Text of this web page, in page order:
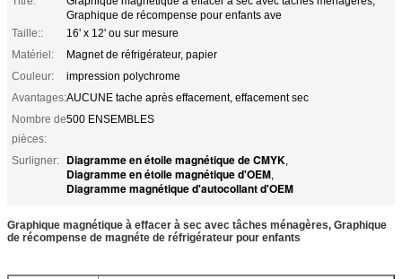
Graphique de récompense pour enfants ave
Taille::
16' x 12' ou sur mesure
Matériel:
Magnet de réfrigérateur, papier
Couleur:
impression polychrome
Avantages:AUCUNE tache après effacement, effacement sec
Nombre de
pièces:
500 ENSEMBLES
Surligner: Diagramme en étoile magnétique de CMYK,
Diagramme en étoile magnétique d'OEM,
Diagramme magnétique d'autocollant d'OEM
Graphique magnétique à effacer à sec avec tâches ménagères, Graphique
de récompense de magnéte de réfrigérateur pour enfants